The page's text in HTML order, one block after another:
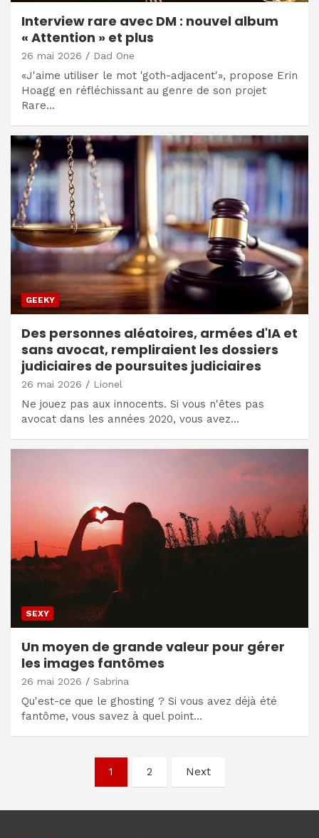
Interview rare avec DM : nouvel album
« Attention » et plus
26 mai 2026 Dad One
«J'aime utiliser le mot 'goth-adjacent'», propose Erin
Hoagg en réfléchissant au genre de son projet
Rare…
GEEKY
Des personnes aléatoires, armées d'IA et
sans avocat, rempliraient les dossiers
judiciaires de poursuites judiciaires
26 mai 2026 Lionel
Ne jouez pas aux innocents. Si vous n'êtes pas
avocat dans les années 2020, vous avez…
SEXY
Un moyen de grande valeur pour gérer
les images fantômes
26 mai 2026 Sabrina
Qu'est-ce que le ghosting ? Si vous avez déjà été
fantôme, vous savez à quel point…
articles
1 2 Next